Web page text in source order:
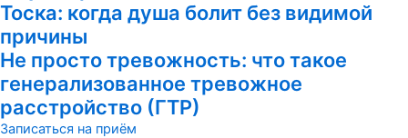
Тоска: когда душа болит без видимой
причины
Не просто тревожность: что такое
генерализованное тревожное
расстройство (ГТР)
Записаться на приём